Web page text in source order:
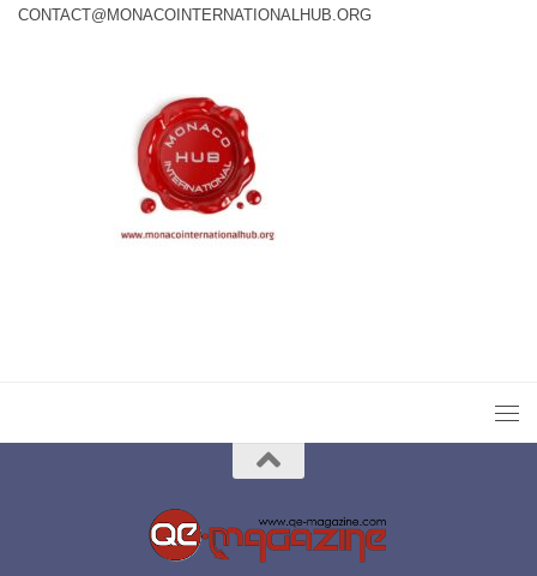
CONTACT@MONACOINTERNATIONALHUB.ORG